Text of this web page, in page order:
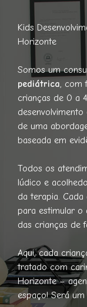
Kids
Horizonte
Somos um
pediátrica, com
crianças de 0 a
de uma
baseada em
Todos os
lúdico e
da terapia.
para estimular o
das crianças de
Aqui, cada
tratado com
Horizonte –
espaço! Será